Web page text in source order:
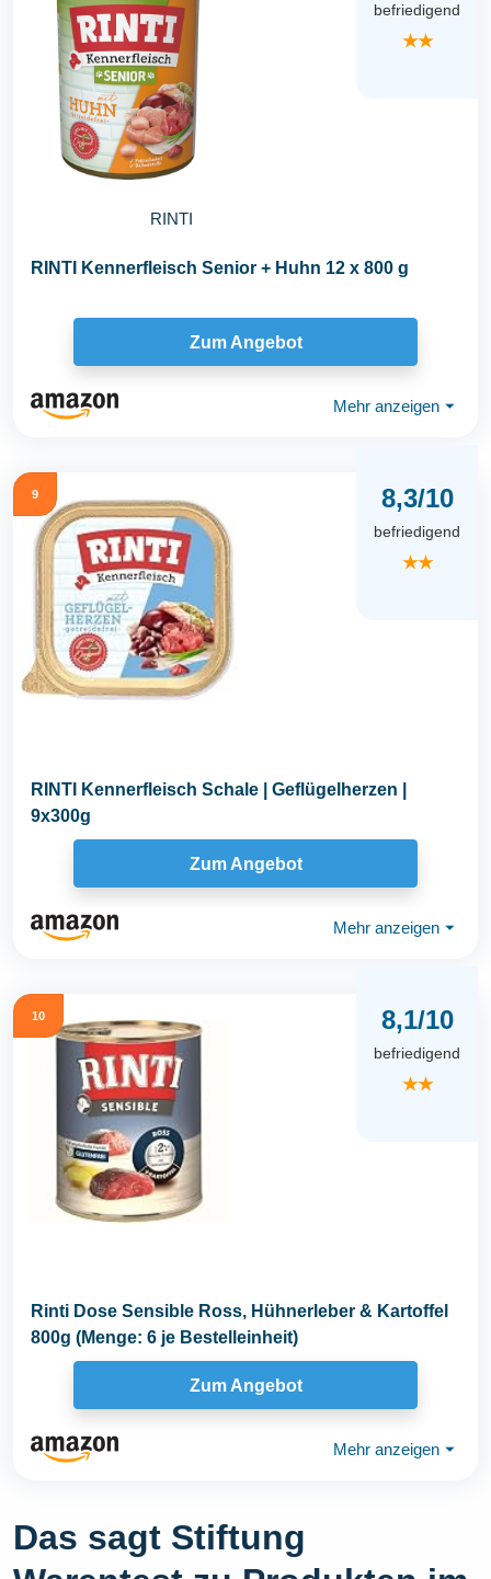
RINTI
befriedigend
★★
RINTI Kennerfleisch Senior + Huhn 12 x 800 g
Zum Angebot
Mehr anzeigen ⏷
9 8,3/10
befriedigend
★★
RINTI Kennerfleisch Schale | Geflügelherzen |
9x300g
Zum Angebot
Mehr anzeigen ⏷
10 8,1/10
befriedigend
★★
Rinti Dose Sensible Ross, Hühnerleber & Kartoffel
800g (Menge: 6 je Bestelleinheit)
Zum Angebot
Mehr anzeigen ⏷
Das sagt Stiftung